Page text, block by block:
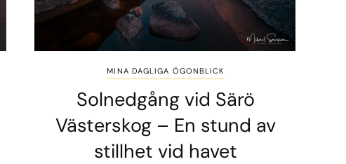
MINA DAGLIGA ÖGONBLICK
Solnedgång vid Särö
Västerskog – En stund av
stillhet vid havet